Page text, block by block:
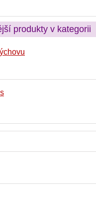
produkty v kategorii